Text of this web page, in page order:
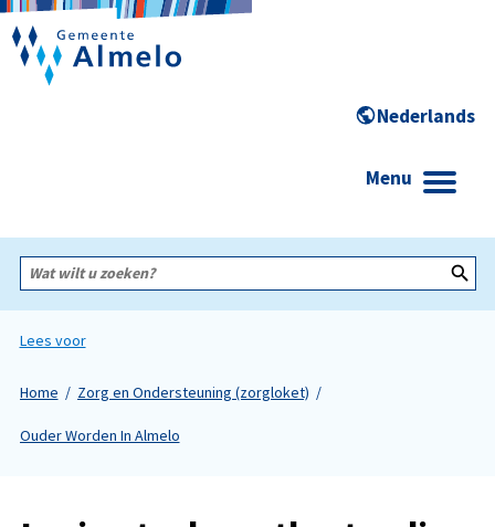
Menu
Wat
wilt
zoeken?
Lees voor
Home Zorg en Ondersteuning (zorgloket)
Ouder Worden In Almelo